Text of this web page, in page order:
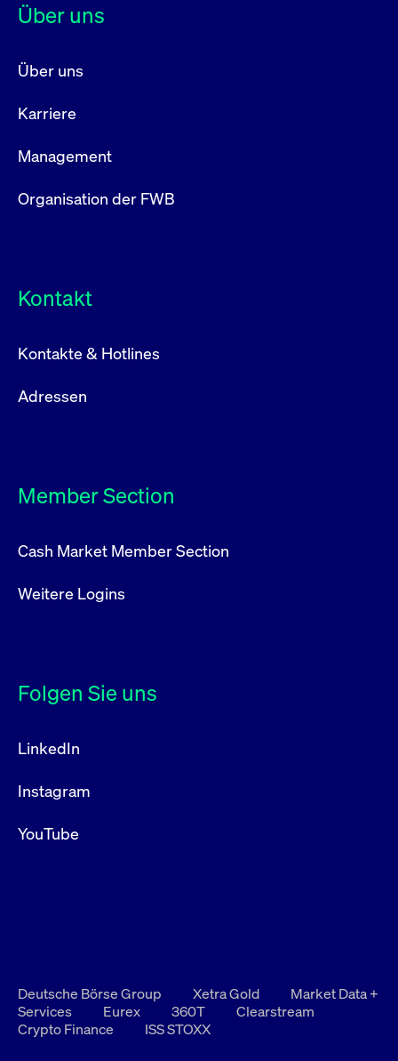
Über uns
Über uns
Karriere
Management
Organisation der FWB
Kontakt
Kontakte & Hotlines
Adressen
Member Section
Cash Market Member Section
Weitere Logins
Folgen Sie uns
LinkedIn
Instagram
YouTube
Deutsche Börse Group Xetra Gold
Market Data +
Services
Eurex 360T
Clearstream
Crypto Finance
ISS STOXX